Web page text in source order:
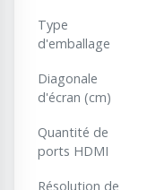
Type
d'emballage
Diagonale
d'écran (cm)
Quantité de
ports HDMI
Résolution de